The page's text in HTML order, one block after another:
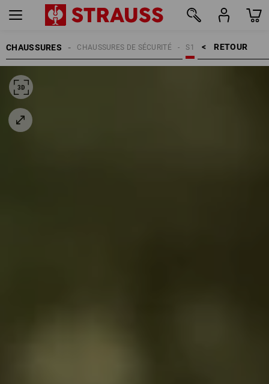
CHAUSSURES RETOUR    >
S1
CHAUSSURES DE SÉCURITÉ